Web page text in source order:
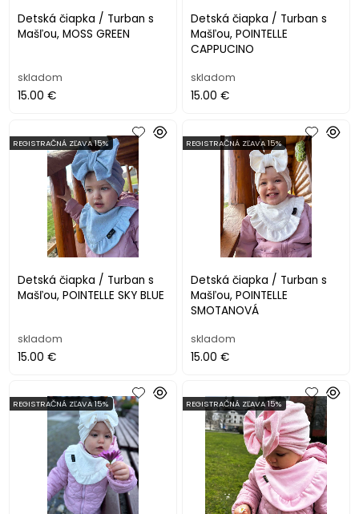
Detská čiapka / Turban s
Mašľou, MOSS GREEN
skladom
15.00 €
Detská čiapka / Turban s
Mašľou, POINTELLE
CAPPUCINO
skladom
15.00 €
Detská čiapka / Turban s
Mašľou, POINTELLE SKY BLUE
REGISTRAČNÁ ZĽAVA 15%
skladom
15.00 €
Detská čiapka / Turban s
Mašľou, POINTELLE
SMOTANOVÁ
REGISTRAČNÁ ZĽAVA 15%
skladom
15.00 €
REGISTRAČNÁ ZĽAVA 15% REGISTRAČNÁ ZĽAVA 15%